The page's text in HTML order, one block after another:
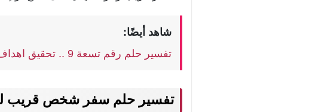
شاهد أيضًا:
تفسير حلم رقم تسعة 9 .. تحقيق اهداف وفرج
تفسير حلم سفر شخص قريب